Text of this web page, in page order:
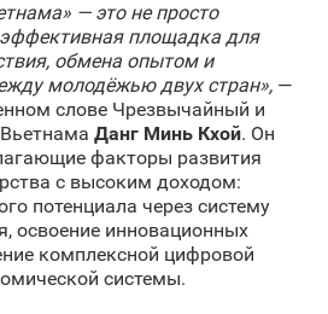
— это не просто
площадка для
обмена опытом и
молодёжью двух стран», —
слове Чрезвычайный и
Данг Минь Кхой. Он
факторы развития
с высоким доходом:
потенциала через систему
освоение инновационных
комплексной цифровой
системы.